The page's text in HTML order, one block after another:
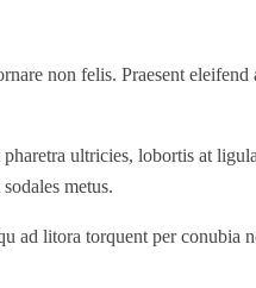
non felis. Praesent
ultricies, lobortis at
metus.
ad litora torquent per conubia